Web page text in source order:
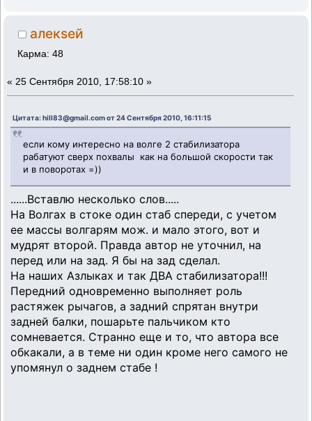
алекsей
Карма: 48
« 25 Сентября 2010, 17:58:10 »
Цитата: hill83@gmail.com от 24 Сентября 2010, 16:11:15
если кому интересно на волге 2 стабилизатора
рабатуют сверх похвалы как на большой скорости так
и в поворотах =))
......Вставлю несколько слов.....
На Волгах в стоке один стаб спереди, с учетом
ее массы волгарям мож. и мало этого, вот и
мудрят второй. Правда автор не уточнил, на
перед или на зад. Я бы на зад сделал.
На наших Азлыках и так ДВА стабилизатора!!!
Передний одновременно выполняет роль
растяжек рычагов, а задний спрятан внутри
задней балки, пошарьте пальчиком кто
сомневается. Странно еще и то, что автора все
обкакали, а в теме ни один кроме него самого не
упомянул о заднем стабе !